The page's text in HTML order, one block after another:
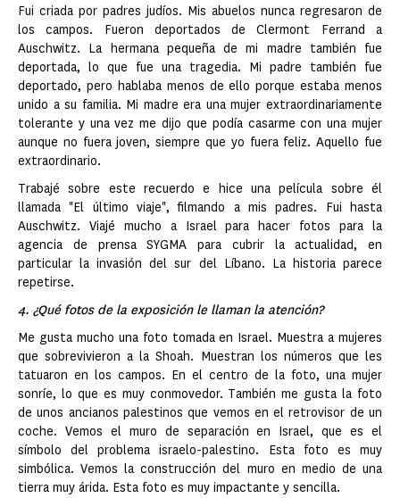
Fui criada por padres judíos. Mis abuelos nunca regresaron de
los campos. Fueron deportados de Clermont Ferrand a
Auschwitz. La hermana pequeña de mi madre también fue
deportada, lo que fue una tragedia. Mi padre también fue
deportado, pero hablaba menos de ello porque estaba menos
unido a su familia. Mi madre era una mujer extraordinariamente
tolerante y una vez me dijo que podía casarme con una mujer
aunque no fuera joven, siempre que yo fuera feliz. Aquello fue
extraordinario.
Trabajé sobre este recuerdo e hice una película sobre él
llamada "El último viaje", filmando a mis padres. Fui hasta
Auschwitz. Viajé mucho a Israel para hacer fotos para la
agencia de prensa SYGMA para cubrir la actualidad, en
particular la invasión del sur del Líbano. La historia parece
repetirse.
4. ¿Qué fotos de la exposición le llaman la atención?
Me gusta mucho una foto tomada en Israel. Muestra a mujeres
que sobrevivieron a la Shoah. Muestran los números que les
tatuaron en los campos. En el centro de la foto, una mujer
sonríe, lo que es muy conmovedor. También me gusta la foto
de unos ancianos palestinos que vemos en el retrovisor de un
coche. Vemos el muro de separación en Israel, que es el
símbolo del problema israelo-palestino. Esta foto es muy
simbólica. Vemos la construcción del muro en medio de una
tierra muy árida. Esta foto es muy impactante y sencilla.